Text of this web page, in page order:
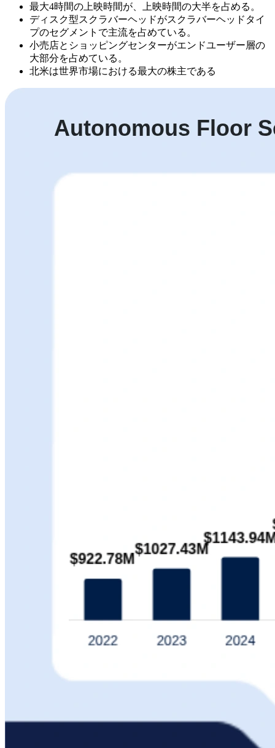
最大4時間の上映時間が、上映時間の大半を占める。
ディスク型スクラバーヘッドがスクラバーヘッドタイ
プのセグメントで主流を占めている。
小売店とショッピングセンターがエンドユーザー層の
大部分を占めている。
北米は世界市場における最大の株主である